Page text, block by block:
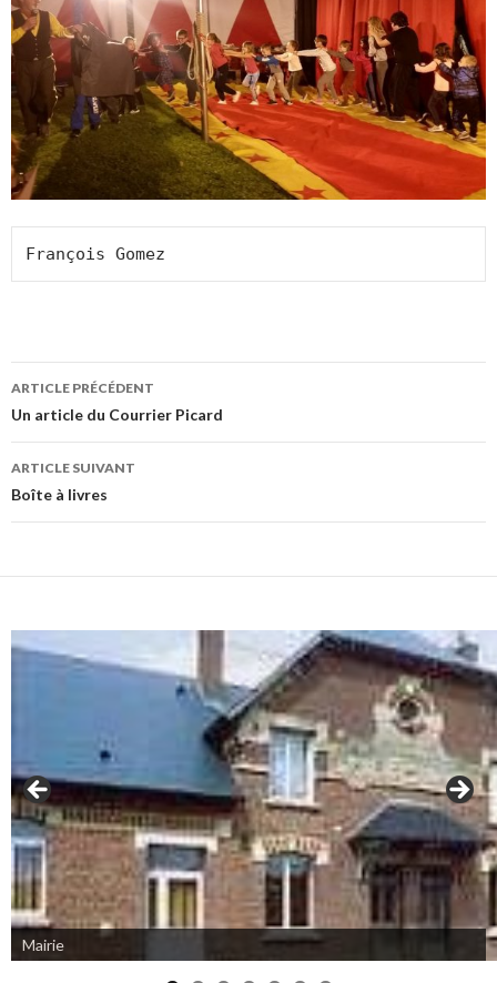
François Gomez
Navigation
des
articles
ARTICLE PRÉCÉDENT
Un article du Courrier Picard
ARTICLE SUIVANT
Boîte à livres
Mairie
Eglise de Thiescourt détruite durant la grande guerre